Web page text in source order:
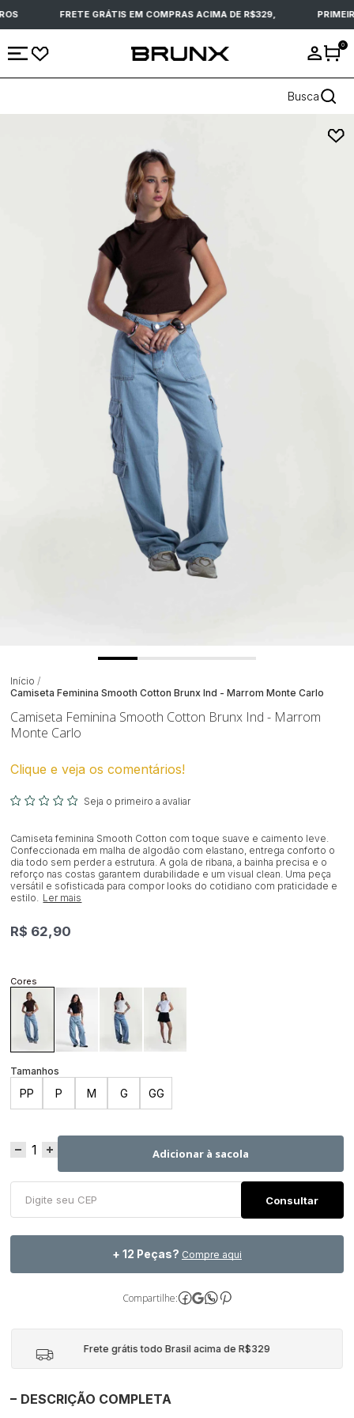
FRETE GRÁTIS EM COMPRAS ACIMA DE R$329,
0
Busca
Início
Camiseta Feminina Smooth Cotton Brunx Ind - Marrom Monte Carlo
Camiseta Feminina Smooth Cotton Brunx Ind - Marrom
Monte Carlo
Clique e veja os comentários!
Seja o primeiro a avaliar
Camiseta feminina Smooth Cotton com toque suave e caimento leve.
Confeccionada em malha de algodão com elastano, entrega conforto o
dia todo sem perder a estrutura. A gola de ribana, a bainha precisa e o
reforço nas costas garantem durabilidade e um visual clean. Uma peça
versátil e sofisticada para compor looks do cotidiano com praticidade e
estilo. Ler mais
R$ 62,90
PP P M G GG
Adicionar à sacola
+ 12 Peças? Compre aqui
Compartilhe:
Frete grátis todo Brasil acima de R$329
DESCRIÇÃO COMPLETA